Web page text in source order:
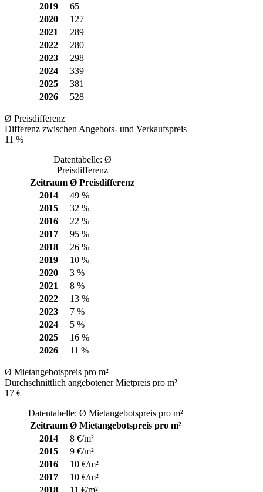
2019
65
2020
127
2021
289
2022
280
2023
298
2024
339
2025
381
2026
528
Ø Preisdifferenz
Differenz zwischen Angebots- und Verkaufspreis
11 %
Datentabelle: Ø
Preisdifferenz
Zeitraum Ø Preisdifferenz
2014
49 %
2015
32 %
2016
22 %
2017
95 %
2018
26 %
2019
10 %
2020
3 %
2021
8 %
2022
13 %
2023
7 %
2024
5 %
2025
16 %
2026
11 %
Ø Mietangebotspreis pro m²
Durchschnittlich angebotener Mietpreis pro m²
17 €
Datentabelle: Ø Mietangebotspreis pro m²
Zeitraum Ø Mietangebotspreis pro m²
2014
8 €/m²
2015
9 €/m²
2016
10 €/m²
2017
10 €/m²
2018
11 €/m²